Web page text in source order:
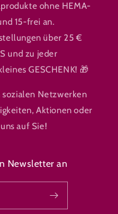
ohne HEMA-
15-frei an.
über 25 €
und zu jeder
GESCHENK! 🎁
sozialen Netzwerken
Aktionen oder
auf Sie!
Newsletter an